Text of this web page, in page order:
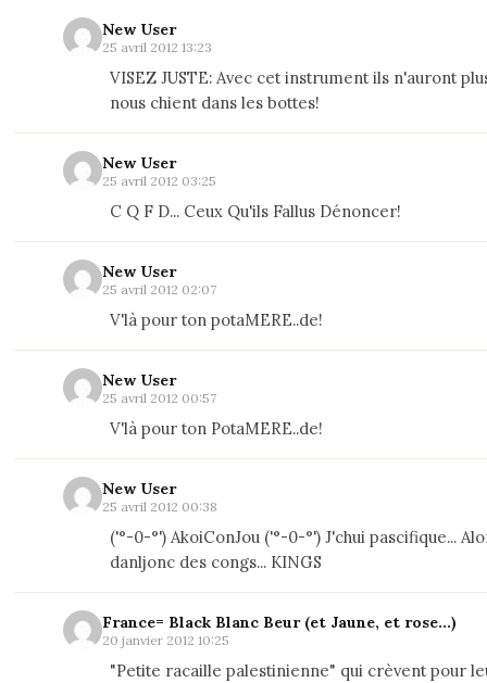
New User
25 avril 2012 13:23
VISEZ JUSTE: Avec cet instrument ils n'auront
nous chient dans les bottes!
New User
25 avril 2012 03:25
C Q F D... Ceux Qu'ils Fallus Dénoncer!
New User
25 avril 2012 02:07
V'là pour ton potaMERE..de!
New User
25 avril 2012 00:57
V'là pour ton PotaMERE..de!
New User
25 avril 2012 00:38
('°-0-°') AkoiConJou ('°-0-°') J'chui pascifique...
danljonc des congs... KINGS
France= Black Blanc Beur (et Jaune, et rose...)
20 janvier 2012 10:25
"Petite racaille palestinienne" qui crèvent pour